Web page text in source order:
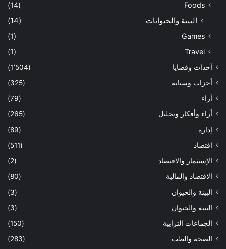
Foods
(14)
البيئة والحيوانات (14)
Games
(1)
Travel
(1)
أحداث وقضايا
(1٬504)
أحزاب وسياية
(325)
أراء
(79)
أراء وأفكار وتحليل
(265)
إدارة
(89)
اقتصاد
(511)
الإستثمار والاقتصاد
(2)
الاقتصاد والمالية
(80)
البيئة والحيوان
(3)
البيىة والحيوان
(3)
الجماعات الترابية
(150)
الصحة والطب
(283)